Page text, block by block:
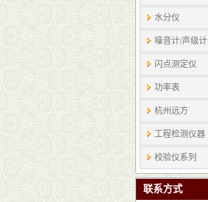
水分仪
噪音计/声级计
闪点测定仪
功率表
杭州远方
工程检测仪器
校验仪系列
联系方式